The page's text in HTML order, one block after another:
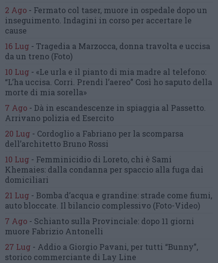
2 Ago - Fermato col taser, muore in ospedale dopo un
inseguimento. Indagini in corso per accertare le
cause
16 Lug - Tragedia a Marzocca, donna travolta e uccisa
da un treno (Foto)
10 Lug - «Le urla e il pianto di mia madre al telefono:
“L’ha uccisa. Corri. Prendi l’aereo” Così ho saputo della
morte di mia sorella»
7 Ago - Dà in escandescenze in spiaggia al Passetto.
Arrivano polizia ed Esercito
20 Lug - Cordoglio a Fabriano per la scomparsa
dell’architetto Bruno Rossi
10 Lug - Femminicidio di Loreto, chi è Sami
Khemaies: dalla condanna per spaccio alla fuga dai
domiciliari
21 Lug - Bomba d’acqua e grandine: strade come fiumi,
auto bloccate. Il bilancio complessivo (Foto-Video)
7 Ago - Schianto sulla Provinciale: dopo 11 giorni
muore Fabrizio Antonelli
27 Lug - Addio a Giorgio Pavani, per tutti “Bunny”,
storico commerciante di Lay Line